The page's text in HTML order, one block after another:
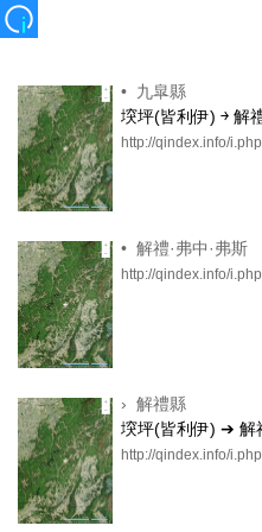
• 九皐縣
堗坪(皆利伊) ￫ 解
http://qindex.info/
• 解禮·弗中·弗斯
http://qindex.info/
› 解禮縣
堗坪(皆利伊) ➔ 解
http://qindex.info/